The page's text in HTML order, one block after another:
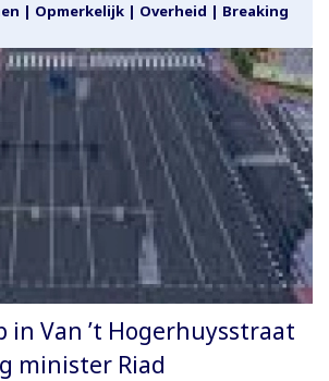
| Opmerkelijk | Overheid | Breaking
in Van ’t Hogerhuysstraat
minister Riad